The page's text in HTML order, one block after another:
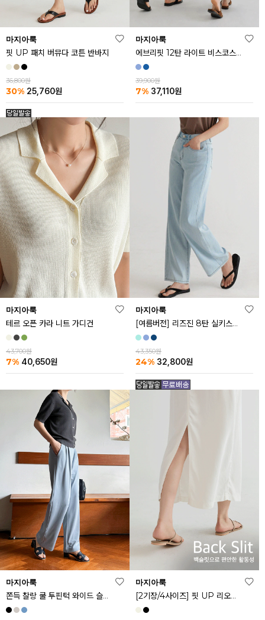
마지아룩
핏 UP 패치 버뮤다 코튼 반바지
36,800원
30% 25,760원
마지아룩
에브리핏 12탄 라이트 비스코스 쿨 데님 스커트
39,900원
7% 37,110원
마지아룩
테르 오픈 카라 니트 가디건
43,700원
7% 40,650원
마지아룩
[여름버전] 리즈진 8탄 실키스판 와이드 아이스 데님 팬츠
43,350원
24% 32,800원
마지아룩
쫀득 찰랑 쿨 투핀턱 와이드 슬랙스
마지아룩
[2기장/4사이즈] 핏 UP 리오셀 스판 스커트